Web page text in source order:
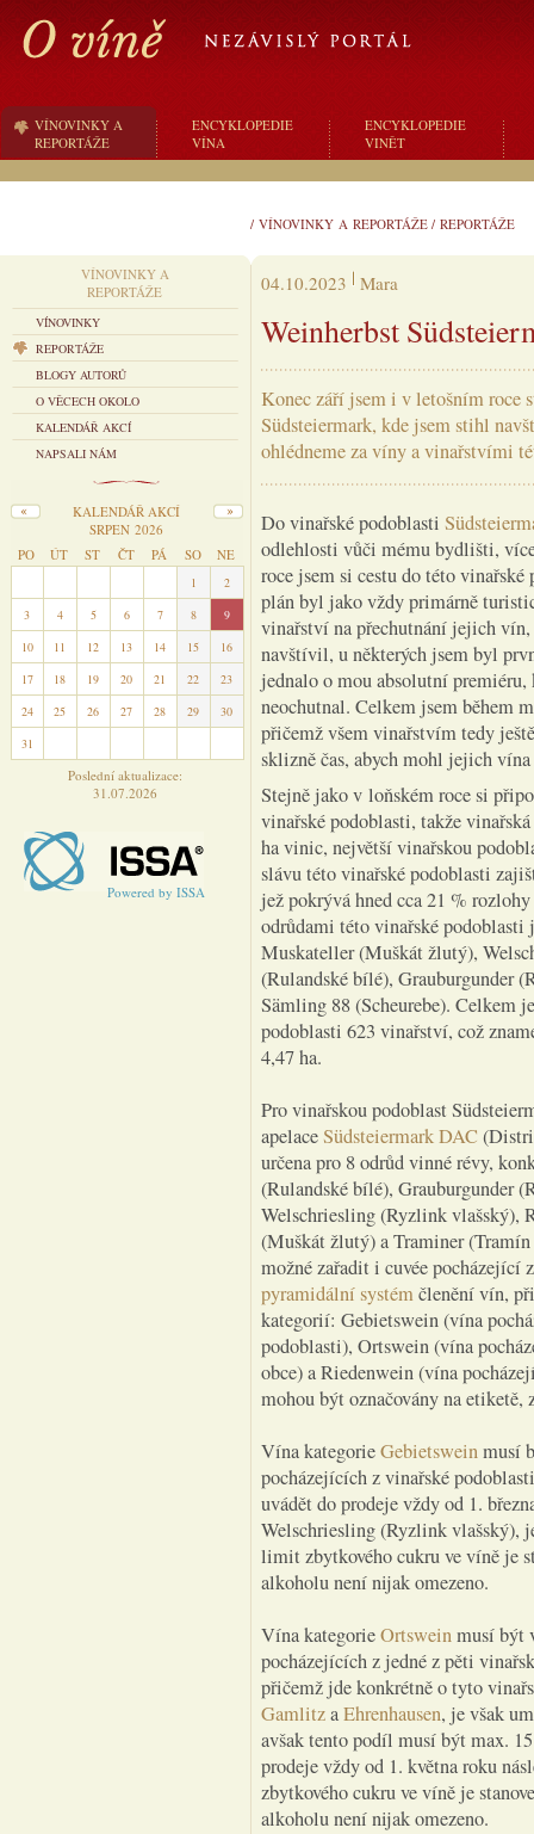
VÍNOVINKY A
REPORTÁŽE
ENCYKLOPEDIE
VÍNA
ENCYKLOPEDIE
VINĚT
/ VÍNOVINKY A REPORTÁŽE / REPORTÁŽE
VÍNOVINKY A
REPORTÁŽE
VÍNOVINKY
REPORTÁŽE
BLOGY AUTORŮ
O VĚCECH OKOLO
KALENDÁŘ AKCÍ
NAPSALI NÁM
KALENDÁŘ AKCÍ
SRPEN 2026
PO
ÚT ST ČT PÁ SO NE
1
2
3
4 5 6 7 8
9
10
11 12 13 14 15
16
17
18 19 20 21 22
23
24
25 26 27 28 29
30
31
Poslední aktualizace:
31.07.2026
Powered by ISSA
04.10.2023 Mara
Weinherbst
Konec září jsem i v letošním roce
Südsteiermark, kde jsem stihl
ohlédneme za víny a vinařstvími
Do vinařské podoblasti
odlehlosti vůči mému bydlišti,
roce jsem si cestu do této
plán byl jako vždy primárně
vinařství na přechutnání jejich
navštívil, u některých jsem byl
jednalo o mou absolutní
neochutnal. Celkem jsem během
přičemž všem vinařstvím tedy
sklizně čas, abych mohl jejich
Stejně jako v loňském roce si
vinařské podoblasti, takže
ha vinic, největší vinařskou
slávu této vinařské podoblasti
jež pokrývá hned cca 21 %
odrůdami této vinařské
Muskateller (Muškát žlutý),
(Rulandské bílé), Grauburgunder
Sämling 88 (Scheurebe). Celkem
podoblasti 623 vinařství, což
4,47 ha.
Pro vinařskou podoblast
apelaceSüdsteiermark DAC
určena pro 8 odrůd vinné révy,
(Rulandské bílé), Grauburgunder
Welschriesling (Ryzlink vlašský),
(Muškát žlutý) a Traminer (Tramín
možné zařadit i cuvée pocházející
pyramidální systémčlenění vín,
kategorií: Gebietswein (vína
podoblasti), Ortswein (vína
obce) a Riedenwein (vína
mohou být označovány na etiketě,
Vína kategorieGebietsweinmusí
pocházejících z vinařské
uvádět do prodeje vždy od 1.
Welschriesling (Ryzlink vlašský),
limit zbytkového cukru ve víně je
alkoholu není nijak omezeno.
Vína kategorieOrtsweinmusí být
pocházejících z jedné z pěti
přičemž jde konkrétně o tyto
GamlitzaEhrenhausen, je však
avšak tento podíl musí být max.
prodeje vždy od 1. května roku
zbytkového cukru ve víně je
alkoholu není nijak omezeno.